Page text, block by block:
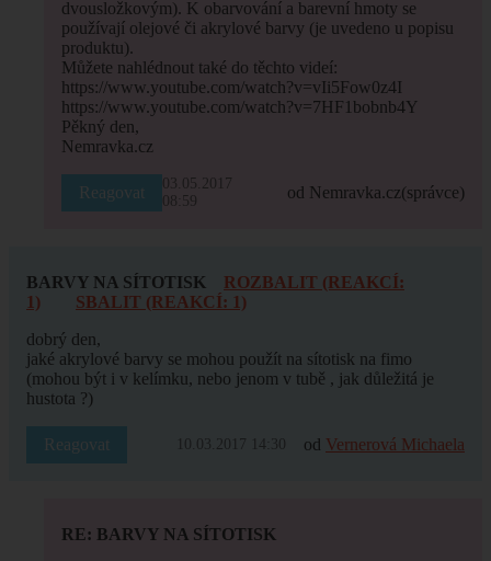
dvousložkovým). K obarvování a barevní hmoty se
používají olejové či akrylové barvy (je uvedeno u popisu
produktu).
Můžete nahlédnout také do těchto videí:
https://www.youtube.com/watch?v=vIi5Fow0z4I
https://www.youtube.com/watch?v=7HF1bobnb4Y
Pěkný den,
Nemravka.cz
Reagovat
03.05.2017
08:59
od Nemravka.cz(správce)
BARVY NA SÍTOTISK
ROZBALIT (REAKCÍ:
1)
SBALIT (REAKCÍ: 1)
dobrý den,
jaké akrylové barvy se mohou použít na sítotisk na fimo
(mohou být i v kelímku, nebo jenom v tubě , jak důležitá je
hustota ?)
Reagovat 10.03.2017 14:30 od Vernerová Michaela
RE: BARVY NA SÍTOTISK